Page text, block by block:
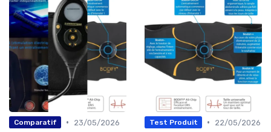
Comparatif •
23/05/2026
Test Produit •
22/05/2026